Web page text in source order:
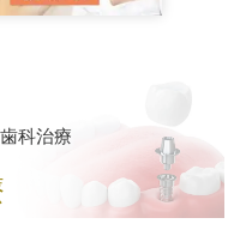
科治療